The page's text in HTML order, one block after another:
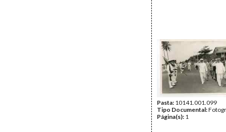
Pasta: 10141.001.099
Tipo Documental:
Página(s): 1